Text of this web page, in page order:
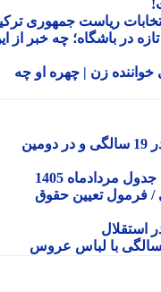
ریاست جمهوری ترکیه
باشگاه؛ چه خبر از این
تومانی خواننده زن | چهره او چه
عکس| سفر به گذشته؛ آفرین عبیسی در 19 سالگی و در دومین
1405
تعیین حقوق